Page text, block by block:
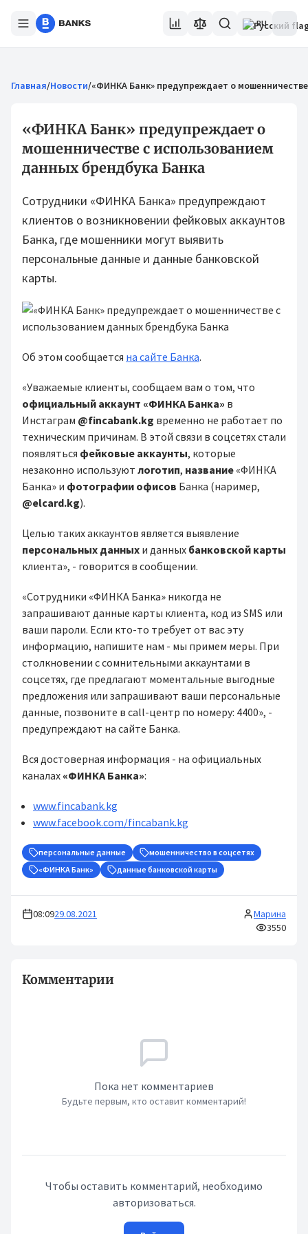
RU
Главная/Новости/«ФИНКА Банк» предупреждает о
«ФИНКА Банк» предупреждает о
мошенничестве с использованием
данных брендбука Банка
Сотрудники «ФИНКА Банка» предупреждают
клиентов о возникновении фейковых аккаунтов
Банка, где мошенники могут выявить
персональные данные и данные банковской
карты.
Об этом сообщается на сайте Банка.
«Уважаемые клиенты, сообщаем вам о том, что
официальный аккаунт «ФИНКА Банка» в
Инстаграм @fincabank.kg временно не работает по
техническим причинам. В этой связи в соцсетях стали
появляться фейковые аккаунты, которые
незаконно используют логотип, название «ФИНКА
Банка» и фотографии офисов Банка (наример,
@elcard.kg).
Целью таких аккаунтов является выявление
персональных данных и данных банковской карты
клиента», - говорится в сообщении.
«Сотрудники «ФИНКА Банка» никогда не
запрашивают данные карты клиента, код из SMS или
ваши пароли. Если кто-то требует от вас эту
информацию, напишите нам - мы примем меры. При
столкновении с сомнительными аккаунтами в
соцсетях, где предлагают моментальные выгодные
предложения или запрашивают ваши персональные
данные, позвоните в call-центр по номеру: 4400», -
предупреждают на сайте Банка.
Вся достоверная информация - на официальных
каналах «ФИНКА Банка»:
www.fincabank.kg
www.facebook.com/fincabank.kg
персональные данные
мошенничество в соцсетях
«ФИНКА Банк»
данные банковской карты
08:0929.08.2021
Марина
3550
Комментарии
Пока нет комментариев
Будьте первым, кто оставит комментарий!
Чтобы оставить комментарий, необходимо
авторизоваться.